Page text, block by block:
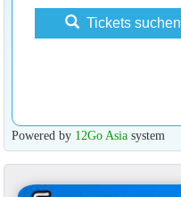
Tickets suchen
Powered by 12Go Asiasystem